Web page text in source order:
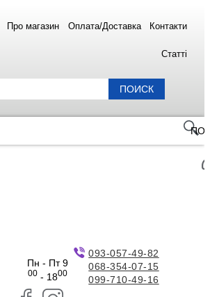
Про магазин Оплата/Доставка Контакти
Статті
ПОИСК
Пн - Пт 9
00- 1800
093-057-49-82
068-354-07-15
099-710-49-16